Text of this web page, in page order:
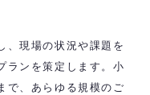
、現場の状況や課題を
ランを策定します。小
で、あらゆる規模のご